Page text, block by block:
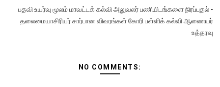
பதவி உயர்வு மூலம் மாவட்டக் கல்வி அலுவலர் பணியிடங்களை நிரப்புதல் -
தலைமையாசிரியர் சார்பான விவரங்கள் கோரி பள்ளிக் கல்வி ஆணையர்
உத்தரவு
NO COMMENTS: